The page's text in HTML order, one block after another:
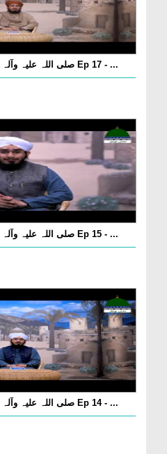
Khandan e Rasool صلی اللہ علیہ وآلہ وسلم Ep 17 - ...
Khandan e Rasool صلی اللہ علیہ وآلہ وسلم Ep 15 - ...
Khandan e Rasool صلی اللہ علیہ وآلہ وسلم Ep 14 - ...